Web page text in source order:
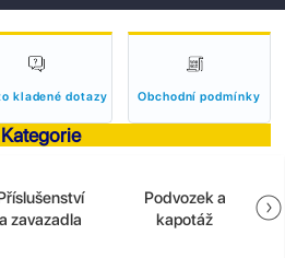
kladené dotazy Obchodní podmínky
Kategorie
a zavazadla
Podvozek a
kapotáž